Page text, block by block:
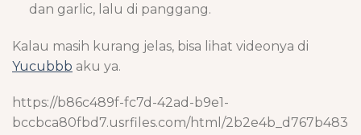
dan garlic, lalu di panggang.
Kalau masih kurang jelas, bisa lihat videonya di
Yucubbb aku ya.
https://b86c489f-fc7d-42ad-b9e1-
bccbca80fbd7.usrfiles.com/html/2b2e4b_d767b483